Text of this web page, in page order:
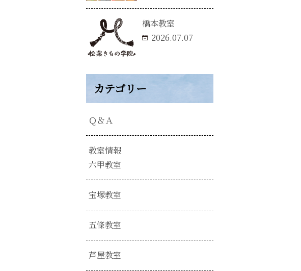
橋本教室
2026.07.07
カテゴリー
Ｑ＆Ａ
教室情報
六甲教室
宝塚教室
五條教室
芦屋教室